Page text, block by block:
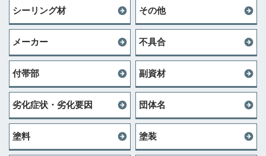
シーリング材 その他
メーカー 不具合
付帯部 副資材
劣化症状・劣化要因 団体名
塗料 塗装